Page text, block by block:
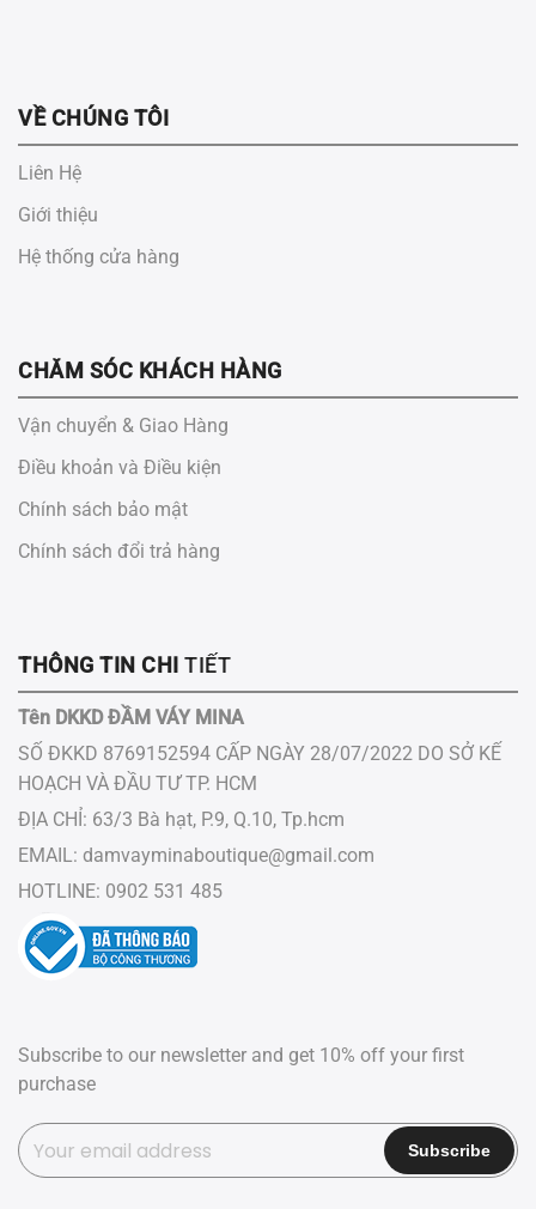
VỀ CHÚNG TÔI
Liên Hệ
Giới thiệu
Hệ thống cửa hàng
CHĂM SÓC KHÁCH HÀNG
Vận chuyển & Giao Hàng
Điều khoản và Điều kiện
Chính sách bảo mật
Chính sách đổi trả hàng
THÔNG TIN CHI TIẾT
Tên DKKD ĐẦM VÁY MINA
SỐ ĐKKD 8769152594 CẤP NGÀY 28/07/2022 DO SỞ KẾ
HOẠCH VÀ ĐẦU TƯ ​TP.​ HCM
ĐỊA CHỈ: 63/3 Bà hạt, P.9, Q.10, Tp.hcm
EMAIL: damvayminaboutique@gmail.com
HOTLINE: 0902 531 485
Subscribe to our newsletter and get 10% off your first
purchase